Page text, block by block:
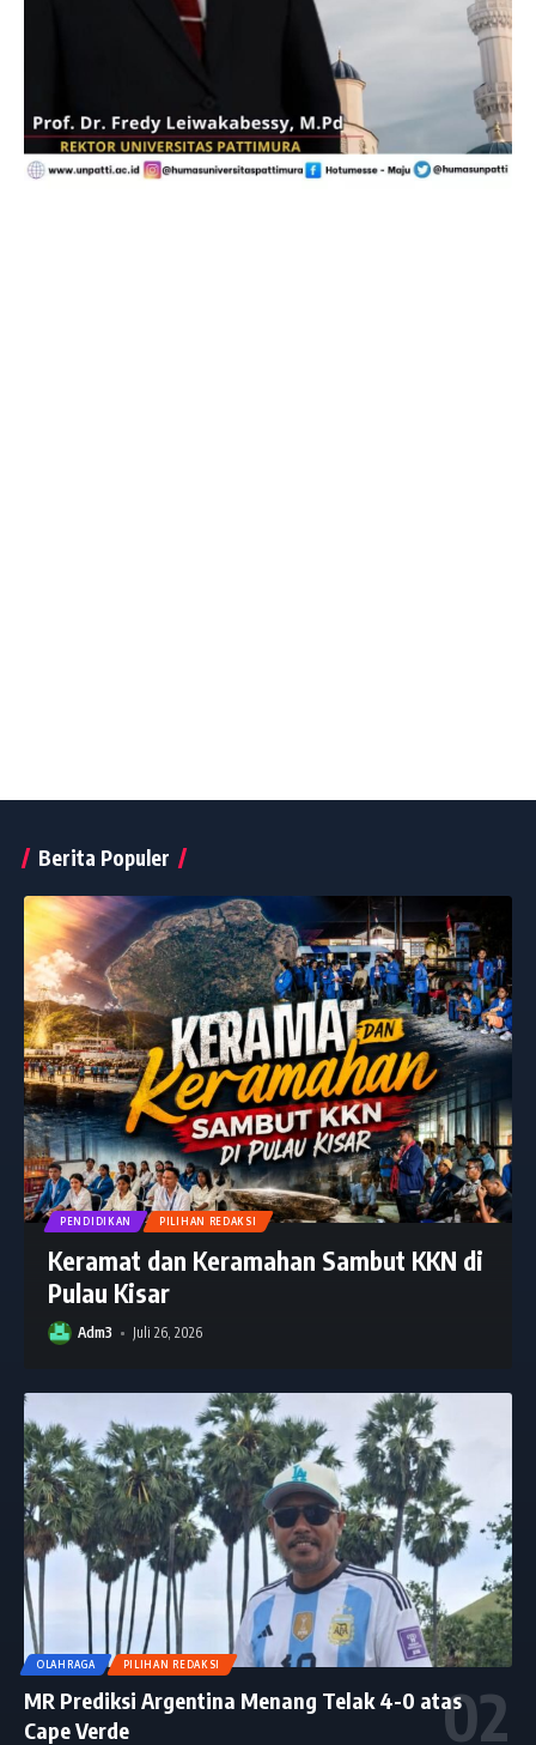
Berita Populer
PENDIDIKAN PILIHAN REDAKSI
Keramat dan Keramahan Sambut KKN di
Pulau Kisar
Adm3 Juli 26, 2026
OLAHRAGA PILIHAN REDAKSI
MR Prediksi Argentina Menang Telak 4-0 atas
Cape Verde